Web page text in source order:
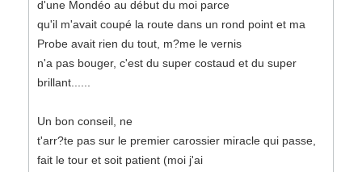
d'une Mondéo au début du moi parce
qu'il m'avait coupé la route dans un rond point et ma
Probe avait rien du tout, m?me le vernis
n'a pas bouger, c'est du super costaud et du super
brillant......
Un bon conseil, ne
t'arr?te pas sur le premier carossier miracle qui passe,
fait le tour et soit patient (moi j'ai